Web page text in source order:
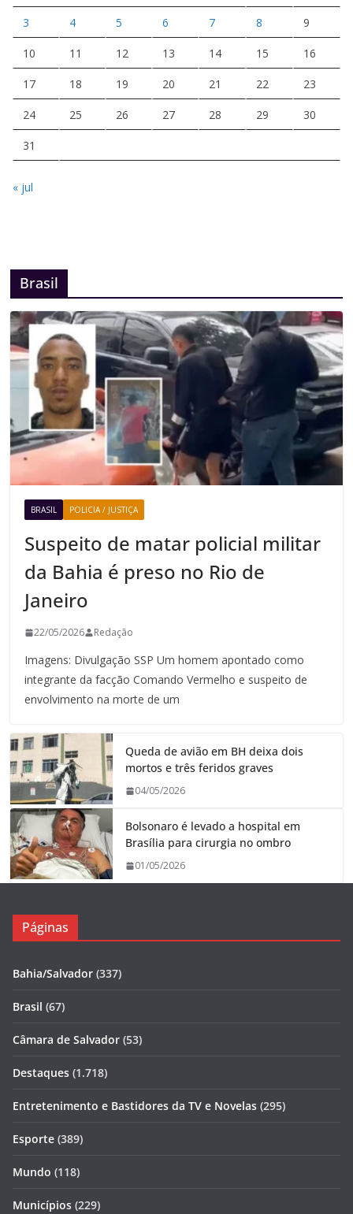
3 4 5 6 7 8 9
10 11 12 13 14 15 16
17 18 19 20 21 22 23
24 25 26 27 28 29 30
31
« jul
Brasil
BRASIL POLICIA / JUSTIÇA
Suspeito de matar policial militar
da Bahia é preso no Rio de
Janeiro
22/05/2026 Redação
Imagens: Divulgação SSP Um homem apontado como
integrante da facção Comando Vermelho e suspeito de
envolvimento na morte de um
Queda de avião em BH deixa dois
mortos e três feridos graves
04/05/2026
Bolsonaro é levado a hospital em
Brasília para cirurgia no ombro
01/05/2026
Páginas
Bahia/Salvador (337)
Brasil (67)
Câmara de Salvador (53)
Destaques (1.718)
Entretenimento e Bastidores da TV e Novelas (295)
Esporte (389)
Mundo (118)
Municípios (229)